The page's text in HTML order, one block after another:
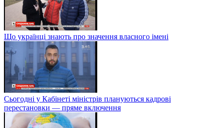
Що українці знають про значення власного імені
Сьогодні у Кабінеті міністрів плануються кадрові
перестановки — пряме включення